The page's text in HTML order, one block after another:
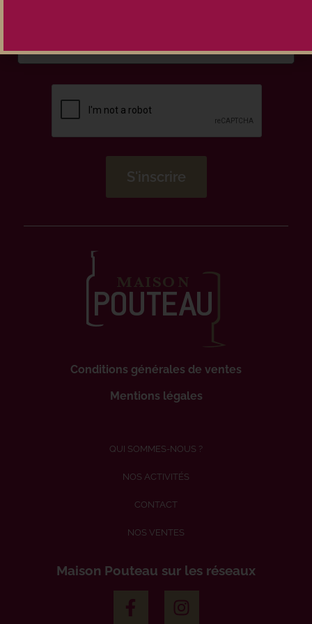
Conditions générales de ventes
Mentions légales
QUI SOMMES-NOUS ?
NOS ACTIVITÉS
CONTACT
NOS VENTES
Maison Pouteau sur les réseaux